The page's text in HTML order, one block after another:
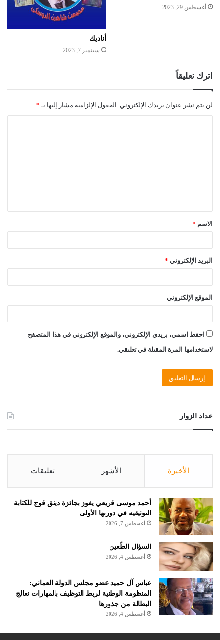
أغسطس 29, 2023
أناديك
سبتمبر 7, 2023
اترك تعليقاً
لن يتم نشر عنوان بريدك الإلكتروني. الحقول الإلزامية مشار إليها بـ *
ق
*الاسم *
البريد الإلكتروني *
الموقع الإلكتروني
احفظ اسمي، بريدي الإلكتروني، والموقع الإلكتروني في هذا المتصفح
لاستخدامها المرة المقبلة في تعليقي.
عداد الزوار
الأخيرة الأشهر تعليقات
أحمد موسى قريعي يفوز بجائزة دينق قوج للكتابة
التوثيقية في دورتها الأولى
أغسطس 7, 2026
السؤال الطّعين
أغسطس 4, 2026
عباس آل حميد عضو مجلس الدولة العماني:
المنظومة الوطنية لربط التوظيف بالمهارات تعالج
البطالة من جذورها
أغسطس 4, 2026